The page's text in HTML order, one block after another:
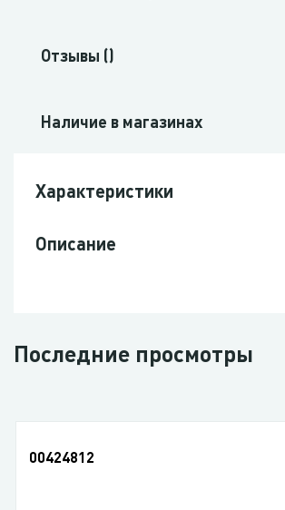
Отзывы ()
Наличие в магазинах
Характеристики
Описание
Последние просмотры
00424812